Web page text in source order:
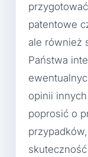
patentowe
ale również
Państwa
opinii
poprosić o